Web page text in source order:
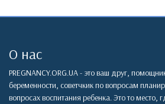
О нас
PREGNANCY.ORG.UA - это ваш друг,
беременности, советчкик по вопросам
вопросах воспитания ребенка. Это то место,